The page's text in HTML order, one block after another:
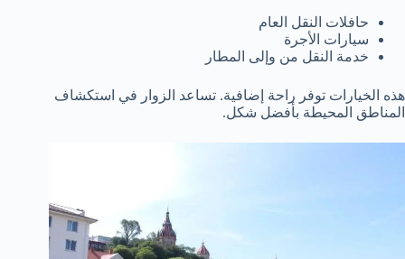
حافلات النقل العام
سيارات الأجرة
خدمة النقل من وإلى المطار
هذه الخيارات توفر راحة إضافية. تساعد الزوار في استكشاف
المناطق المحيطة بأفضل شكل.